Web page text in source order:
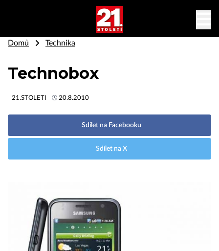
Domů Technika
Technobox
21.STOLETI 20.8.2010
Sdílet na Facebooku
Sdílet na X